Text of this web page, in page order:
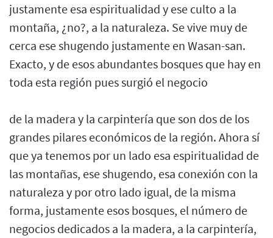
justamente esa espiritualidad y ese culto a la
montaña, ¿no?, a la naturaleza. Se vive muy de
cerca ese shugendo justamente en Wasan-san.
Exacto, y de esos abundantes bosques que hay en
toda esta región pues surgió el negocio
de la madera y la carpintería que son dos de los
grandes pilares económicos de la región. Ahora sí
que ya tenemos por un lado esa espiritualidad de
las montañas, ese shugendo, esa conexión con la
naturaleza y por otro lado igual, de la misma
forma, justamente esos bosques, el número de
negocios dedicados a la madera, a la carpintería,